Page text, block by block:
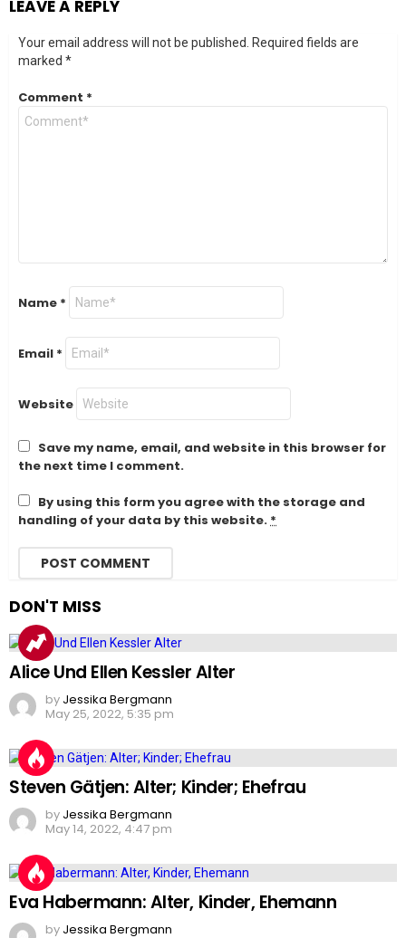
LEAVE A REPLY
Your email address will not be published.
Required fields are
marked *
Comment *
Name *
Email *
Website
Save my name, email, and website in this browser for
the next time I comment.
By using this form you agree with the storage and
handling of your data by this website. *
DON'T MISS
Alice Und Ellen Kessler Alter
by Jessika Bergmann
May 25, 2022, 5:35 pm
Steven Gätjen: Alter; Kinder; Ehefrau
by Jessika Bergmann
May 14, 2022, 4:47 pm
Eva Habermann: Alter, Kinder, Ehemann
by Jessika Bergmann